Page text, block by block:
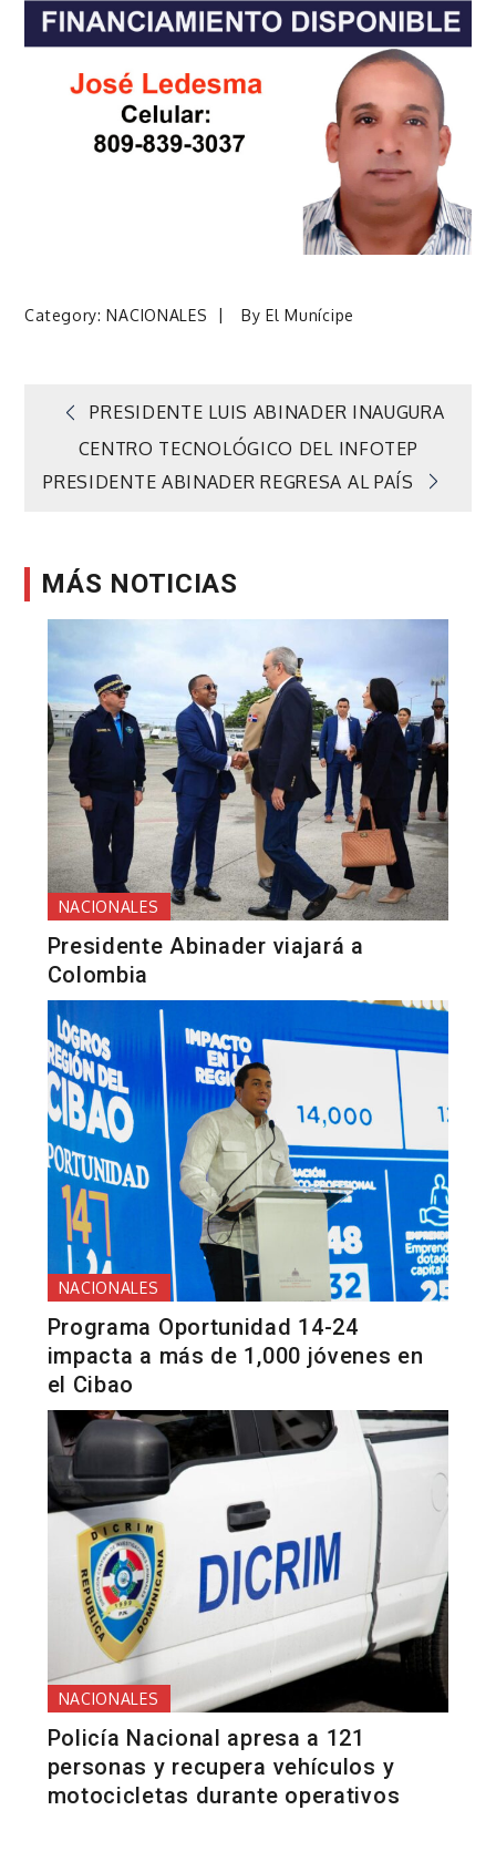
Category:NACIONALES ByEl Munícipe
Navegación
de
PRESIDENTE LUIS ABINADER INAUGURA
CENTRO TECNOLÓGICO DEL INFOTEP
PRESIDENTE ABINADER REGRESA AL PAÍS
MÁS NOTICIAS
NACIONALES
Presidente Abinader viajará a
Colombia
NACIONALES
Programa Oportunidad 14-24
impacta a más de 1,000 jóvenes en
el Cibao
NACIONALES
Policía Nacional apresa a 121
personas y recupera vehículos y
motocicletas durante operativos